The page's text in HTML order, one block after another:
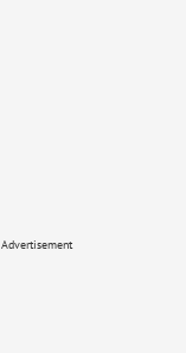
Advertisement